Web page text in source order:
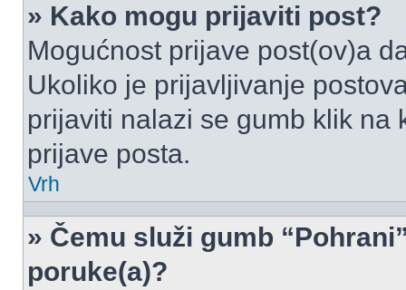
» Kako mogu prijaviti post?
Mogućnost prijave post(ov)a
Ukoliko je prijavljivanje
prijaviti nalazi se gumb klik na
prijave posta.
Vrh
» Čemu služi gumb
poruke(a)?